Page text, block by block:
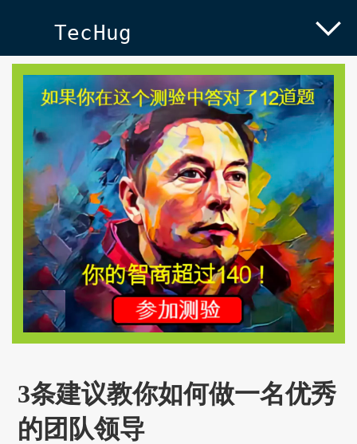
TecHug
3条建议教你如何做一名优秀
的团队领导